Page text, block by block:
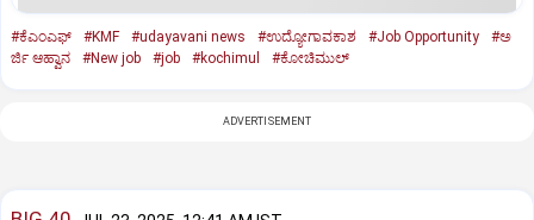
#ಕೆಎಂಎಫ್‌ #KMF #udayavani news #ಉದ್ಯೋಗಾವಕಾಶ #Job Opportunity
#ಅ
ರ್ಜಿ ಆಹ್ವಾನ
#New job #job #kochimul #ಕೋಚಿಮುಲ್
ADVERTISEMENT